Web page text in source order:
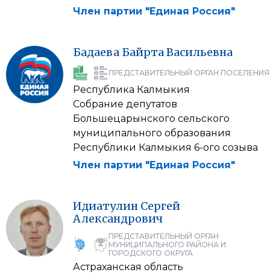
Член партии "Единая Россия"
Бадаева БайртаВасильевна
ПРЕДСТАВИТЕЛЬНЫЙ ОРГАН ПОСЕЛЕНИЯ
Республика Калмыкия
Собрание депутатов
Большецарынского сельского
муниципального образования
Республики Калмыкия 6-ого созыва
Член партии "Единая Россия"
Идиатулин Сергей
Александрович
ПРЕДСТАВИТЕЛЬНЫЙ ОРГАН
МУНИЦИПАЛЬНОГО РАЙОНА И
ГОРОДСКОГО ОКРУГА
Астраханская область